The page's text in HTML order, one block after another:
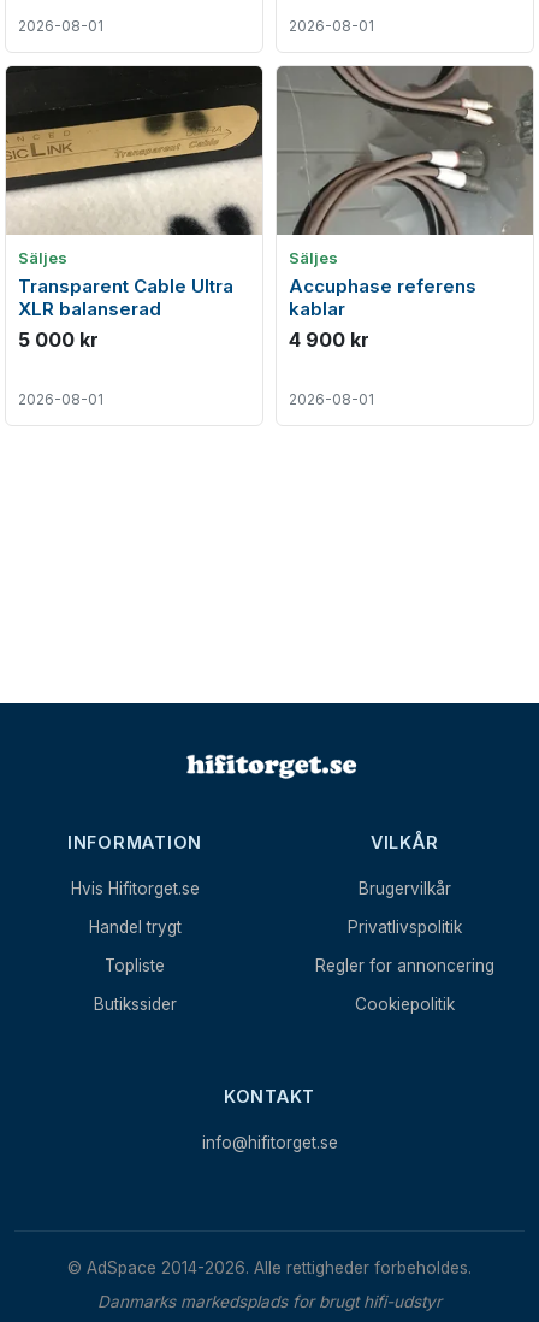
2026-08-01 2026-08-01
Säljes
Transparent Cable Ultra
XLR balanserad
5 000 kr
2026-08-01
Säljes
Accuphase referens
kablar
4 900 kr
2026-08-01
INFORMATION
Hvis Hifitorget.se
Handel trygt
Topliste
Butikssider
VILKÅR
Brugervilkår
Privatlivspolitik
Regler for annoncering
Cookiepolitik
KONTAKT
info@hifitorget.se
© AdSpace 2014-2026. Alle rettigheder forbeholdes.
Danmarks markedsplads for brugt hifi-udstyr